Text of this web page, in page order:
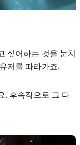
싶어하는 것을 눈치
저를 따라가죠.
. 후속작으로 그 다